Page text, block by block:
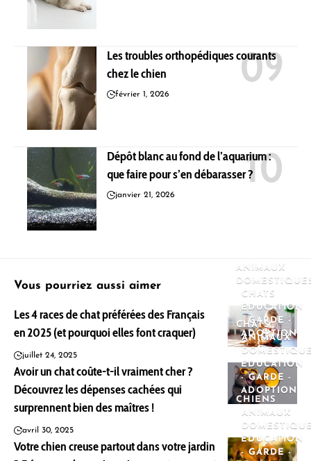
Les troubles orthopédiques courants
chez le chien
février 1, 2026
Dépôt blanc au fond de l’aquarium :
que faire pour s’en débarasser ?
janvier 21, 2026
Vous pourriez aussi aimer
ANIMAUX
CHATS
EDUCATION
- GARDE -
ADOPTION
Les 4 races de chat préférées des Français
en 2025 (et pourquoi elles font craquer)
juillet 24, 2025
CHATS
ANIMAUX
EDUCATION
- GARDE -
ADOPTION
Avoir un chat coûte-t-il vraiment cher ?
Découvrez les dépenses cachées qui
surprennent bien des maîtres !
avril 30, 2025
CHIENS
ANIMAUX
EDUCATION
- GARDE -
Votre chien creuse partout dans votre jardin